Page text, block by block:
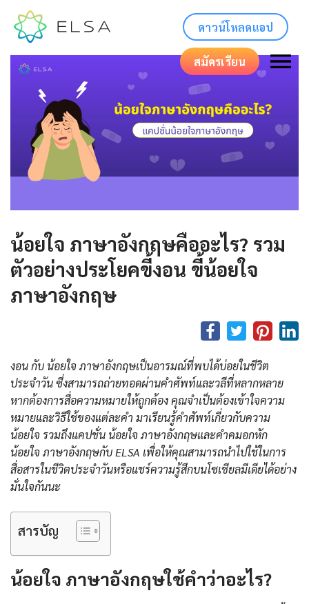
ดาวน์โหลดแอป
สมัครเรียน
น้อยใจ ภาษาอังกฤษคืออะไร? รวม
ตัวอย่างประโยคขี้งอน ขี้น้อยใจ
ภาษาอังกฤษ
งอน กับ น้อยใจ ภาษาอังกฤษเป็นอารมณ์ที่พบได้บ่อยในชีวิต
ประจำวัน ซึ่งสามารถถ่ายทอดผ่านคำศัพท์และวลีที่หลากหลาย
หากต้องการสื่อความหมายให้ถูกต้อง คุณจำเป็นต้องเข้าใจความ
หมายและวิธีใช้ของแต่ละคำ มาเรียนรู้คำศัพท์เกี่ยวกับความ
น้อยใจ รวมถึงแคปชั่น น้อยใจ ภาษาอังกฤษและคําคมอกหัก
น้อยใจ ภาษาอังกฤษกับ ELSA เพื่อให้คุณสามารถนำไปใช้ในการ
สื่อสารในชีวิตประจำวันหรือแชร์ความรู้สึกบนโซเชียลมีเดียได้อย่าง
มั่นใจกันนะ
สารบัญ
น้อยใจ ภาษาอังกฤษใช้คำว่าอะไร?